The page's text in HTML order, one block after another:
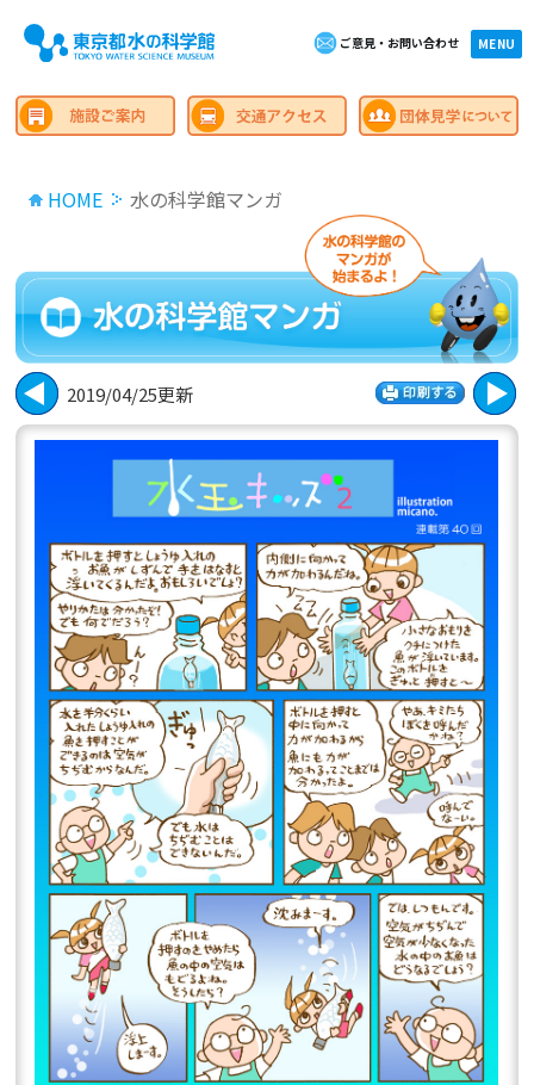
ご意見・お問い合わせ MENU
×close
HOME 水の科学館マンガ
2019/04/25更新